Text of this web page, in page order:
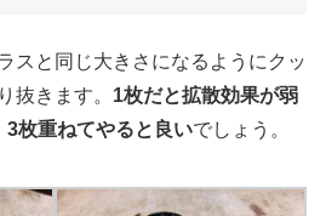
スと同じ大きさになるようにクッ
抜きます。 1枚だと拡散効果が弱
3枚重ねてやると良いでしょう。